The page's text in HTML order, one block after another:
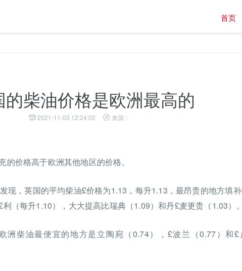
首页
的柴油价格是欧洲最高的
2021-11-03 12:24:02 来源：
的价格高于欧洲其他地区的价格。
现，英国的平均柴油£价格为1.13，每升1.13，最昂贵的地方填
（每升1.10），大大提高比瑞典（1.09）和丹£麦更贵（1.03）
洲柴油最便宜的地方是立陶宛（0.74），£波兰（0.77）和£